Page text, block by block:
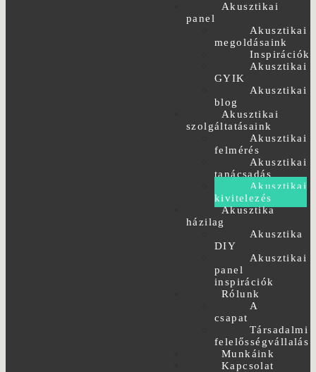
Akusztikai
panel
Akusztikai
megoldásaink
Inspirációk
Akusztikai
GYIK
Akusztikai
blog
Akusztikai
szolgáltatásaink
Akusztikai
felmérés
Akusztikai
tanácsadás
Akusztikai
kivitelezés
Akusztika
házilag
Akusztika
DIY
Akusztikai
panel
inspirációk
Rólunk
A
csapat
Társadalmi
felelősségvállalás
Munkáink
Kapcsolat